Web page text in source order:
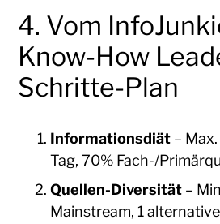
4. Vom
Know-How
Schritte-Plan
Informationsdiät –
Tag, 70% Fach-/
Quellen-Diversität –
Mainstream, 1